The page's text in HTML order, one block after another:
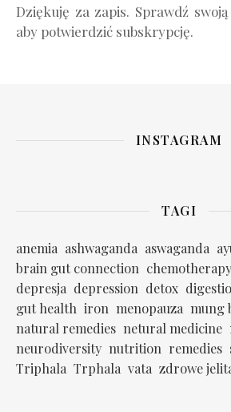
Dziękuję za zapis. Sprawdź swoją skrzynkę e-mail,
aby potwierdzić subskrypcję.
INSTAGRAM
TAGI
anemia ashwaganda aswaganda
brain gut connection chemotherapy
depresja depression detox
gut health iron menopauza mung
natural remedies netural medicine
neurodiversity nutrition remedies
Triphala Trphala vata zdrowe